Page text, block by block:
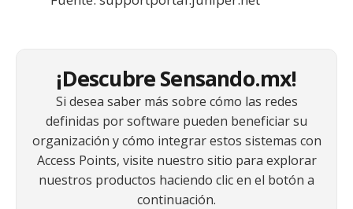
¡Descubre Sensando.mx!
Si desea saber más sobre cómo las redes
definidas por software pueden beneficiar su
organización y cómo integrar estos sistemas con
Access Points, visite nuestro sitio para explorar
nuestros productos haciendo clic en el botón a
continuación.